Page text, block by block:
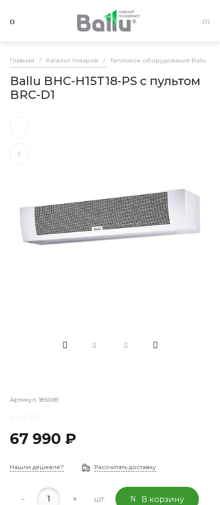
Главная / Каталог товаров / Тепловое оборудование Ballu
Ballu BHC-H15T18-PS с пультом
BRC-D1
Артикул: 185069
67 990 ₽
Нашли дешевле? Рассчитать доставку
- + шт. В корзину